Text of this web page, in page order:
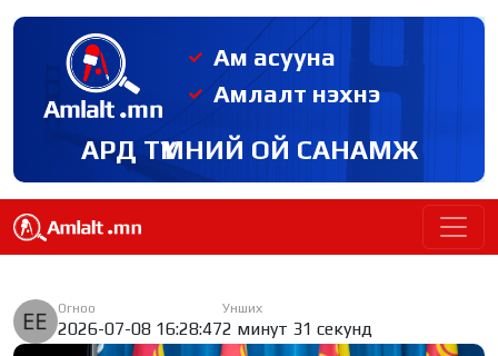
Ам асууна
Амлалт нэхнэ
АРД ТҮМНИЙ ОЙ САНАМЖ
Огноо
2026-07-08 16:28:47
Унших
2 минут 31 секунд